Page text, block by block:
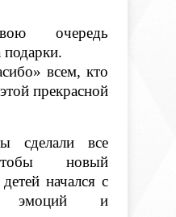
очередь
подарки.
всем, кто
прекрасной
сделали все
новый
начался с
эмоций и